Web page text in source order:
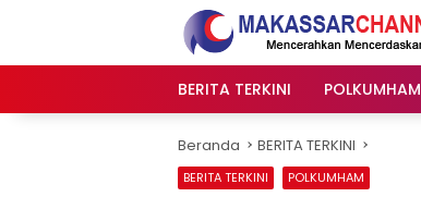
BERITA TERKINI POLKUMHAM
Beranda BERITA TERKINI
BERITA TERKINI POLKUMHAM